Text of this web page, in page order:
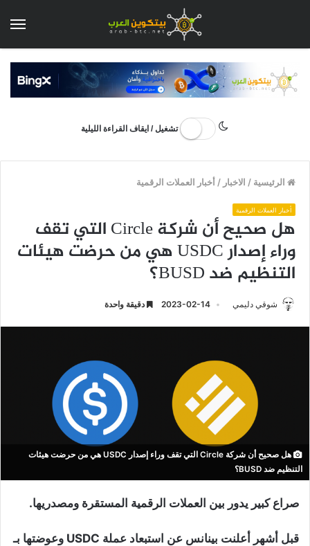
تشغيل / ايقاف القراءة الليلية
الرئيسية / الاخبار /أخبار العملات الرقمية
أخبار العملات الرقمية
هل صحيح أن شركة Circle التي تقف
وراء إصدار USDC هي من حرضت هيئات
التنظيم ضد BUSD؟
شوقي دليمي 2023-02-14 دقيقة واحدة
هل صحيح أن شركة Circle التي تقف وراء إصدار USDC هي من حرضت هيئات
التنظيم ضد BUSD؟
صراع كبير يدور بين العملات الرقمية المستقرة ومصدريها.
قبل أشهر أعلنت بينانس عن استبعاد عملة USDC وعوضتها بـ